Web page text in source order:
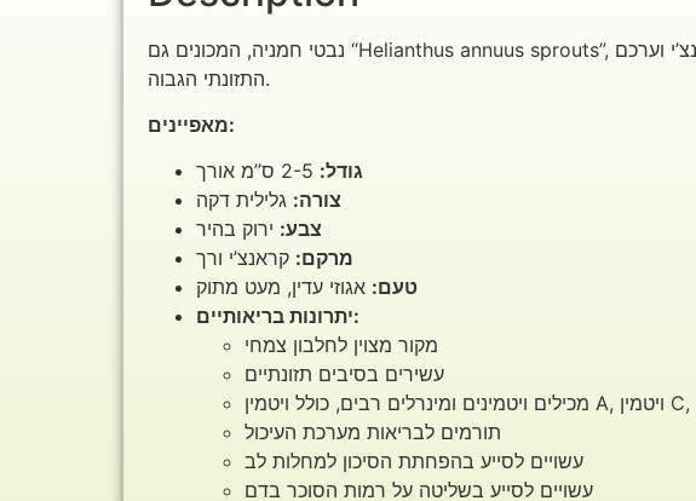
נבטי חמניה, המכונים גם “Helianthus annuus sprouts”, הם נבטים קטנים ורעננים המופקים מזרעי חמניה. הם ידועים בטעמם האגוזי העדין, מרקמם הקראנצ’י וערכם
התזונתי הגבוה.
מאפיינים:
גודל:
צורה: גלילית דקה
צבע: ירוק בהיר
מרקם: קראנצ’י ורך
טעם: אגוזי עדין, מעט מתוק
יתרונות בריאותיים:
מקור מצוין לחלבון צמחי
עשירים בסיבים תזונתיים
תורמים לבריאות מערכת העיכול
עשויים לסייע בהפחתת הסיכון למחלות לב
עשויים לסייע בשליטה על רמות הסוכר בדם